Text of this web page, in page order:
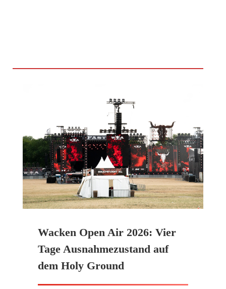
Wacken Open Air 2026: Vier
Tage Ausnahmezustand auf
dem Holy Ground